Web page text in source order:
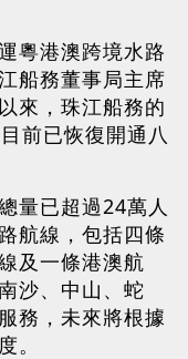
粵港澳跨境水路
船務董事局主席
來，珠江船務的
前已恢復開通八
量已超過24萬人
航線，包括四條
及一條港澳航
沙、中山、蛇
務，未來將根據
。